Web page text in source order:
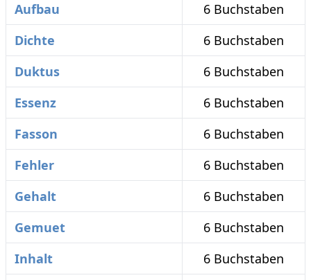
Aufbau
6 Buchstaben
Dichte
6 Buchstaben
Duktus
6 Buchstaben
Essenz
6 Buchstaben
Fasson
6 Buchstaben
Fehler
6 Buchstaben
Gehalt
6 Buchstaben
Gemuet
6 Buchstaben
Inhalt
6 Buchstaben